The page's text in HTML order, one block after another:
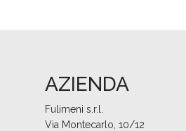
AZIENDA
Fulimeni s.r.l.
Via Montecarlo, 10/12